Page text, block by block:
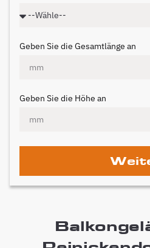
Geben Sie die Gesamtlänge an
Geben Sie die Höhe an